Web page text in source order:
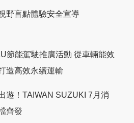
野盲點體驗安全宣導
節能駕駛推廣活動 從車輛能效
造高效永續運輸
遊！TAIWAN SUZUKI 7月消
齊發